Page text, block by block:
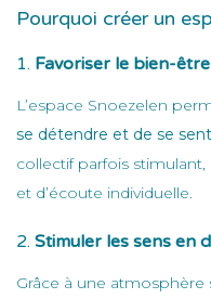
Pourquoi créer un
1. Favoriser le bien-
L’espace Snoezelen
se détendre et de se
collectif parfois
et d’écoute individuelle.
2. Stimuler les sens en
Grâce à une